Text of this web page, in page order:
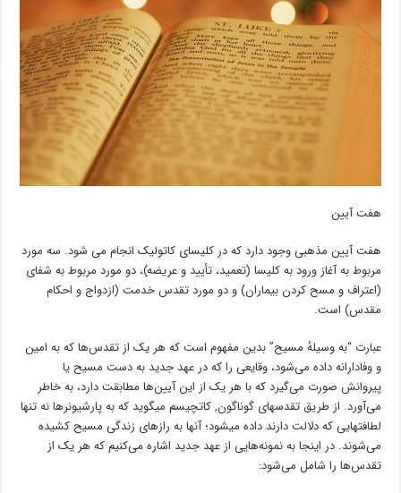
هفت ﺁیین
هفت ﺁیین مذهبی وجود دارد که در کلیسای کاتولیک انجام می شود. سه مورد
مربوط به ﺁغاز ورود به کلیسا (تعمید، تأیید و عریضه)، دو مورد مربوط به شفای
(اعتراف و مسح کردن بیماران) و دو مورد تقدس خدمت (ازدواج و احکام
مقدس) است.
عبارت “به وسیلهٔ مسیح” بدین مفهوم است که هر یک از تقدس‌ها که به امین
و وفادارانه داده می‌شود، وقایعی را که در عهد جدید به دست مسیح یا
پیروانش صورت می‌گیرد که با هر یک از این ﺁیین‌ها مطابقت دارد، به خاطر
می‌ﺁورد. از طریق تقدسهای گوناگون, کاتچیسم میگوید که به پارشیونرها نه تنها
لطافتهایی که دلالت دارند داده میشود؛ ﺁنها به رازهای زندگی مسیح کشیده
می‌شوند. در اینجا به نمونه‌هایی از عهد جدید اشاره می‌کنیم که هر یک از
تقدس‌ها را شامل می‌شود: